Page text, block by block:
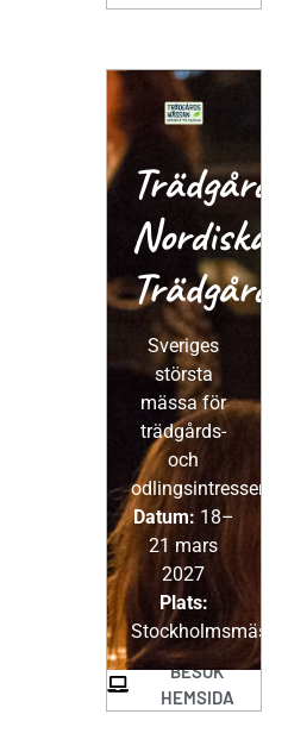
Nordiska
Sveriges
största
mässa för
trädgårds-
och
Datum: 18–
21 mars
2027
Plats:
BESÖK
HEMSIDA